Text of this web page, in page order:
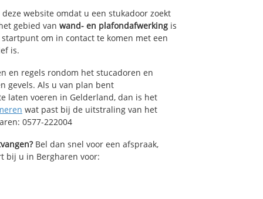
website omdat u een stukadoor zoekt
gebied van wand- en plafondafwerking is
om in contact te komen met een
is.
en regels rondom het stucadoren en
gevels. Als u van plan bent
laten voeren in Gelderland, dan is het
wat past bij de uitstraling van het
0577-222004
Bel dan snel voor een afspraak,
bij u in Bergharen voor: